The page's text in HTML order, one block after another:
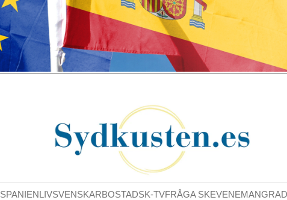
SPANIENLIVSVENSKARBOSTADSK-TVFRÅGA SKEVENEMANG